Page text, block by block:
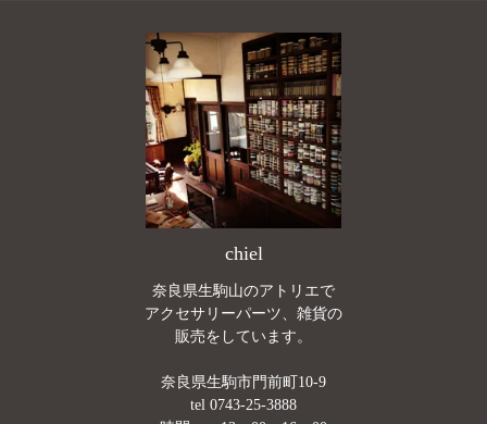
chiel
奈良県生駒山のアトリエで
アクセサリーパーツ、雑貨の
販売をしています。
奈良県生駒市門前町10-9
tel 0743-25-3888